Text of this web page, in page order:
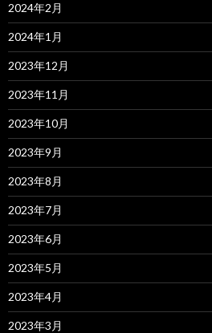
2024年2月
2024年1月
2023年12月
2023年11月
2023年10月
2023年9月
2023年8月
2023年7月
2023年6月
2023年5月
2023年4月
2023年3月